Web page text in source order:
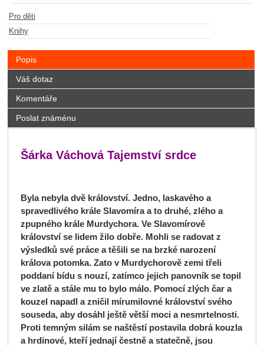
Pro děti
Knihy
Popis
Váš dotaz
Komentáře
Poslat známénu
Šárka Váchová Tajemství srdce
Byla nebyla dvě království. Jedno, laskavého a
spravedlivého krále Slavomíra a to druhé, zlého a
zpupného krále Murdychora. Ve Slavomírově
království se lidem žilo dobře. Mohli se radovat z
výsledků své práce a těšili se na brzké narození
králova potomka. Zato v Murdychorově zemi třeli
poddaní bídu s nouzí, zatímco jejich panovník se topil
ve zlatě a stále mu to bylo málo. Pomocí zlých čar a
kouzel napadl a zničil mírumilovné království svého
souseda, aby dosáhl ještě větší moci a nesmrtelnosti.
Proti temným silám se naštěstí postavila dobrá kouzla
a hrdinové, kteří jednají čestně a statečně, jsou